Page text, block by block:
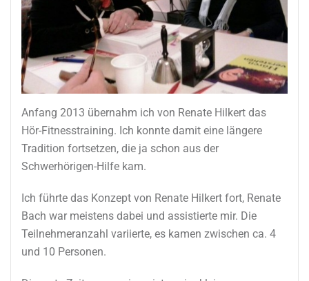
Anfang 2013 übernahm ich von Renate Hilkert das
Hör-Fitnesstraining. Ich konnte damit eine längere
Tradition fortsetzen, die ja schon aus der
Schwerhörigen-Hilfe kam.
Ich führte das Konzept von Renate Hilkert fort, Renate
Bach war meistens dabei und assistierte mir. Die
Teilnehmeranzahl variierte, es kamen zwischen ca. 4
und 10 Personen.